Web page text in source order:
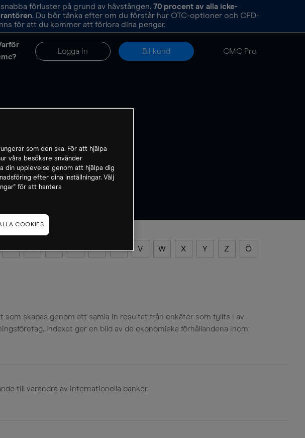
förluster på grund av hävstången. 70 procent av alla icke-
. Du bör tänka efter om du förstår hur OTC-optioner och CFD-
för att du kommer att förlora dina pengar.
Logga in Bli kund CMC Pro
I
P Q R S T U V W X Y Z Ö
som skapas genom att samla in resultat från enkäter som fyllts i av
Indexet ger en bild av de ekonomiska förhållandena inom
till varandra av internationella banker.
som den ska. För att hjälpa
våra besökare använder
din upplevelse genom att hjälpa dig
efter dina inställningar. Välj
för att hantera
COOKIES